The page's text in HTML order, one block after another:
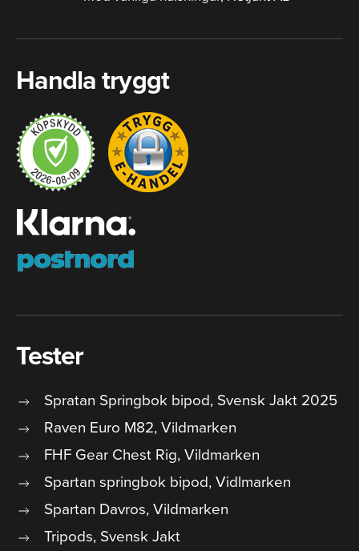
Handla tryggt
Tester
Spratan Springbok bipod, Svensk Jakt 2025
Raven Euro M82, Vildmarken
FHF Gear Chest Rig, Vildmarken
Spartan springbok bipod, Vidlmarken
Spartan Davros, Vildmarken
Tripods, Svensk Jakt